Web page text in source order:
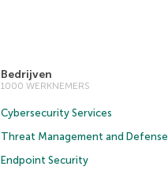
Bedrijven
1000 WERKNEMERS
Cybersecurity Services
Threat Management and Defense
Endpoint Security